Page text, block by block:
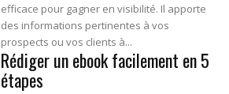
efficace pour gagner en visibilité. Il apporte
des informations pertinentes à vos
prospects ou vos clients à...
Rédiger un ebook facilement en 5
étapes